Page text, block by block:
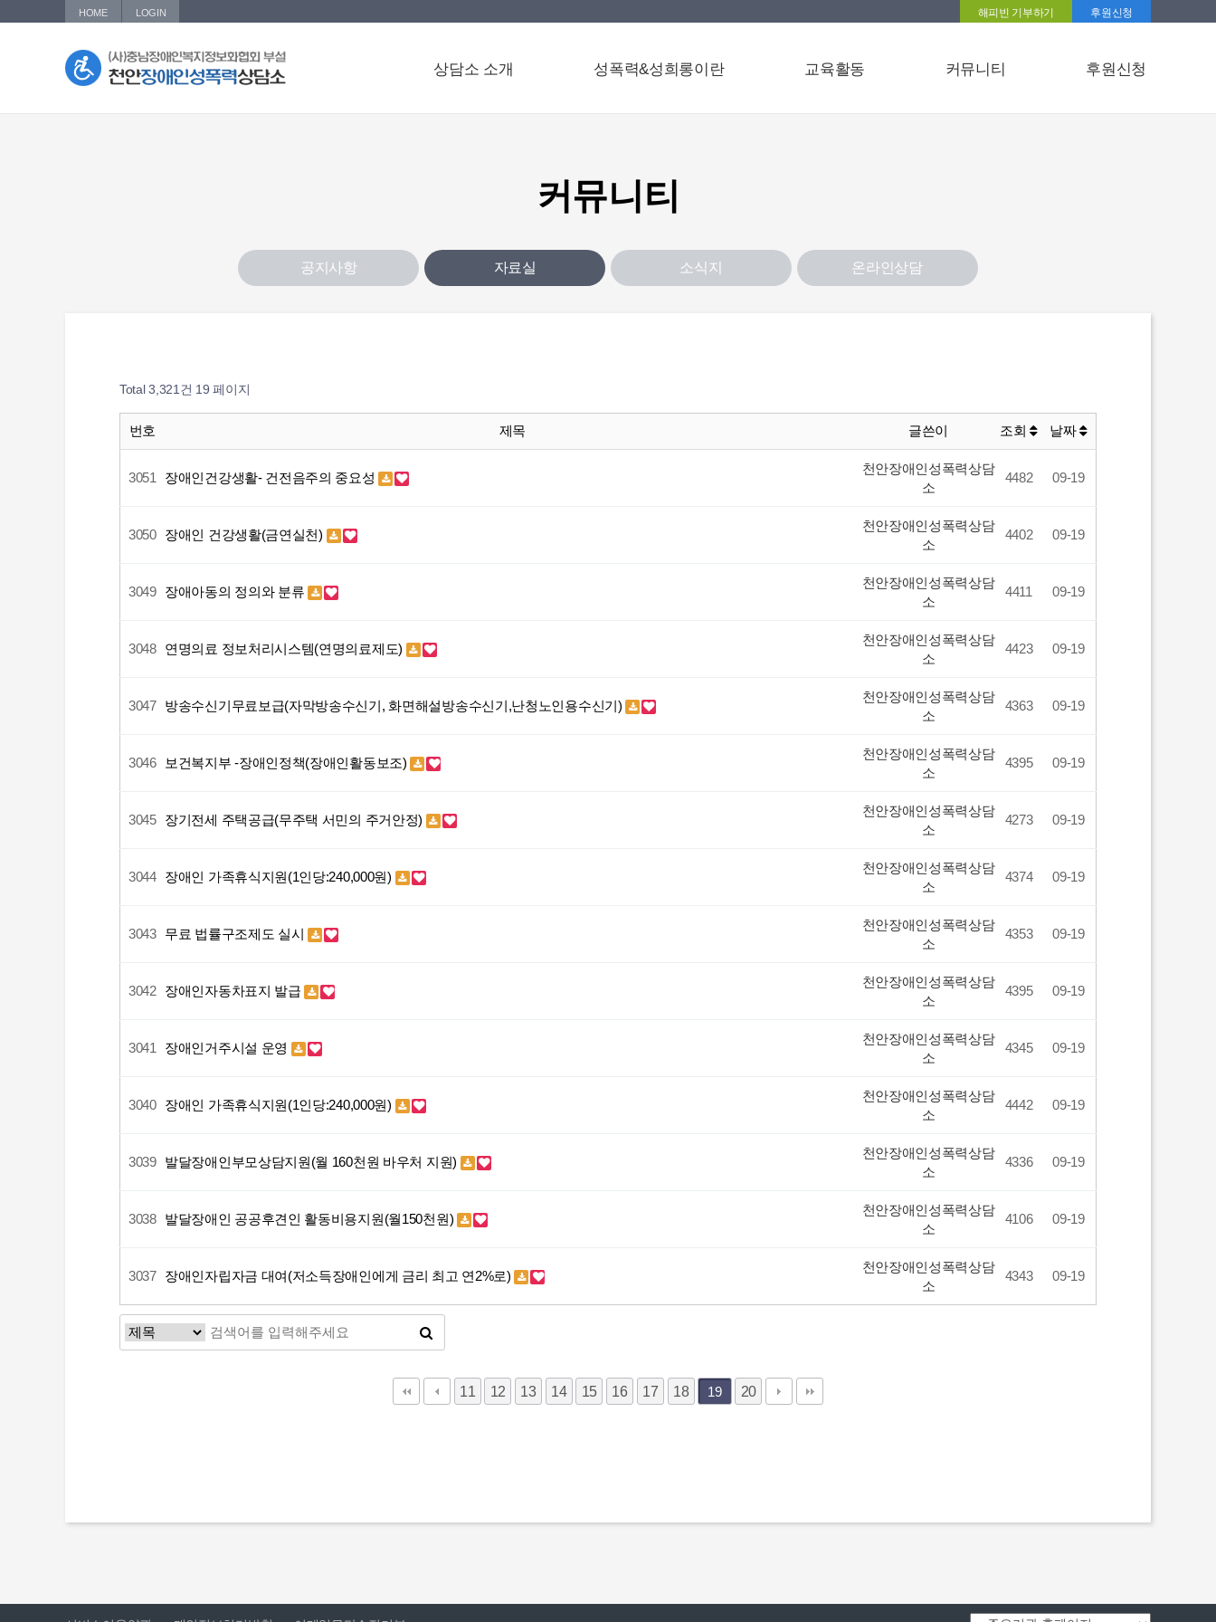
HOME LOGIN 해피빈 기부하기 후원신청
상담소 소개 성폭력&성희롱이란 교육활동 커뮤니티 후원신청
커뮤니티
공지사항 자료실 소식지 온라인상담
Total 3,321건 19 페이지
번호 제목 글쓴이 조회 날짜
3051 장애인건강생활- 건전음주의 중요성
천안장애인성폭력상담
소
4482 09-19
3050 장애인 건강생활(금연실천)
천안장애인성폭력상담
소
4402 09-19
3049 장애아동의 정의와 분류
천안장애인성폭력상담
소
4411 09-19
3048 연명의료 정보처리시스템(연명의료제도)
천안장애인성폭력상담
소
4423 09-19
3047 방송수신기무료보급(자막방송수신기, 화면해설방송수신기,난청노인용수신기)
천안장애인성폭력상담
소
4363 09-19
3046 보건복지부 -장애인정책(장애인활동보조)
천안장애인성폭력상담
소
4395 09-19
3045 장기전세 주택공급(무주택 서민의 주거안정)
천안장애인성폭력상담
소
4273 09-19
3044 장애인 가족휴식지원(1인당:240,000원)
천안장애인성폭력상담
소
4374 09-19
3043 무료 법률구조제도 실시
천안장애인성폭력상담
소
4353 09-19
3042 장애인자동차표지 발급
천안장애인성폭력상담
소
4395 09-19
3041 장애인거주시설 운영
천안장애인성폭력상담
소
4345 09-19
3040 장애인 가족휴식지원(1인당:240,000원)
천안장애인성폭력상담
소
4442 09-19
3039 발달장애인부모상담지원(월 160천원 바우처 지원)
천안장애인성폭력상담
소
4336 09-19
3038 발달장애인 공공후견인 활동비용지원(월150천원)
천안장애인성폭력상담
소
4106 09-19
3037 장애인자립자금 대여(저소득장애인에게 금리 최고 연2%로)
천안장애인성폭력상담
소
4343 09-19
11 12 13 14 15 16 17 18 19 20